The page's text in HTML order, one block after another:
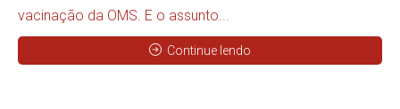
vacinação da OMS. E o assunto...
Continue lendo